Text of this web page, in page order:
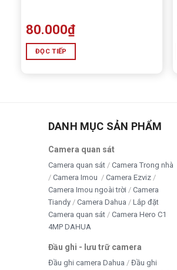
80.000₫
ĐỌC TIẾP
DANH MỤC SẢN PHẨM
Camera quan sát
Camera quan sát
Camera Trong nhà
Camera Imou
Camera Ezviz
Camera Imou ngoài trời
Camera
Tiandy
Camera Dahua
Lắp đặt
Camera quan sát
Camera Hero C1
4MP DAHUA
Đầu ghi - lưu trữ camera
Đầu ghi camera Dahua
Đầu ghi